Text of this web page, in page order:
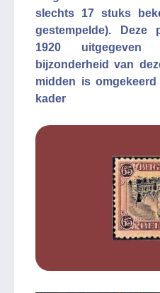
slechts 17 stuks
gestempelde). Deze
1920
bijzonderheid van
midden is
kader